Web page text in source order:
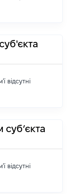
відсутні
відсутні